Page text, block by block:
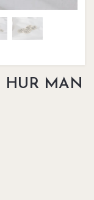
HUR MAN